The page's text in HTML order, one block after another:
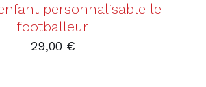
personnalisable le
footballeur
29,00 €